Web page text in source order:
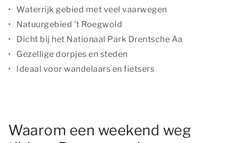
Waterrijk gebied met veel vaarwegen
Natuurgebied ’t Roegwold
Dicht bij het Nationaal Park Drentsche Aa
Gezellige dorpjes en steden
Ideaal voor wandelaars en fietsers
Waarom een weekend weg